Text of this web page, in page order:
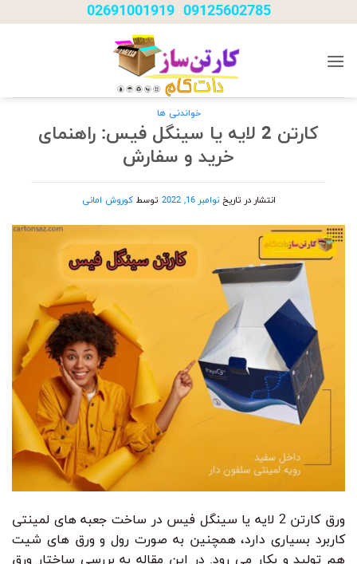
to
09125602785
-
02691001919
خواندنی ها
کارتن 2 لایه یا سینگل فیس: راهنمای
خرید و سفارش
انتشار در تاریخنوامبر 16, 2022 توسطکوروش امانی
ورق کارتن 2 لایه یا سینگل فیس در ساخت جعبه های لمینتی
کاربرد بسیاری دارد، همچنین به صورت رول و ورق های شیت
هم تولید و بکار می رود. در این مقاله به بررسی ساختار ورق